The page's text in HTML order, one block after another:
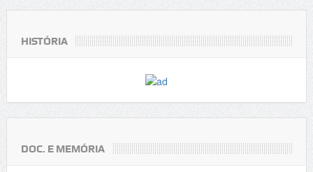
HISTÓRIA
DOC. E MEMÓRIA